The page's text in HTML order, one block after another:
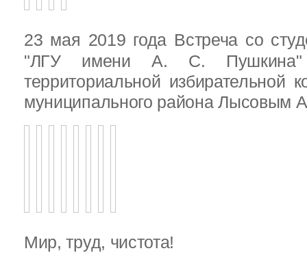
23 мая 2019 года Встреча со
"ЛГУ имени А. С. Пушкина"
территориальной избирательной
муниципального района Лысовым
Мир, труд, чистота!